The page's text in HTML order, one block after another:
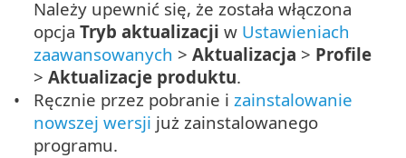
Należy upewnić się, że została włączona
opcjaTryb aktualizacji w Ustawieniach
zaawansowanych >Aktualizacja > Profile
>Aktualizacje produktu.
Ręcznie przez pobranie izainstalowanie
nowszej wersji już zainstalowanego
programu.